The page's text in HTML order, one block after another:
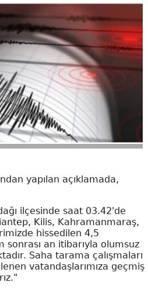
yapılan açıklamada,
ilçesinde saat 03.42'de
Kilis, Kahramanmaraş,
hissedilen 4,5
an itibarıyla olumsuz
Saha tarama çalışmaları
vatandaşlarımıza geçmiş